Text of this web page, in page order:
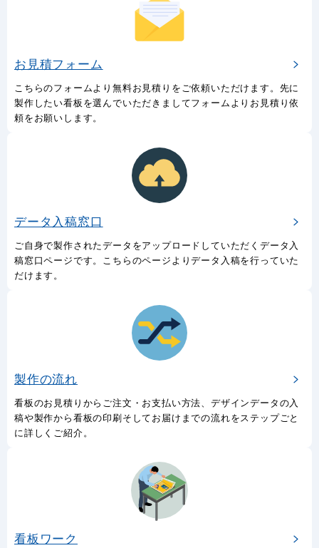
お見積フォーム
こちらのフォームより無料お見積りをご依頼いただけます。先に
製作したい看板を選んでいただきましてフォームよりお見積り依
頼をお願いします。
データ入稿窓口
ご自身で製作されたデータをアップロードしていただくデータ入
稿窓口ページです。こちらのページよりデータ入稿を行っていた
だけます。
製作の流れ
看板のお見積りからご注文・お支払い方法、デザインデータの入
稿や製作から看板の印刷そしてお届けまでの流れをステップごと
に詳しくご紹介。
看板ワーク